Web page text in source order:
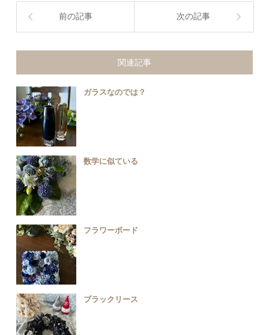
前の記事 次の記事
関連記事
ガラスなのでは？
数学に似ている
フラワーボード
ブラックリース